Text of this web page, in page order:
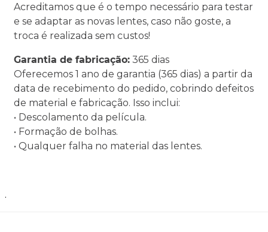
Acreditamos que é o tempo necessário para testar
e se adaptar as novas lentes, caso não goste, a
troca é realizada sem custos!
Garantia de fabricação: 365 dias
Oferecemos 1 ano de garantia (365 dias) a partir da
data de recebimento do pedido, cobrindo defeitos
de material e fabricação. Isso inclui:
• Descolamento da película.
• Formação de bolhas.
• Qualquer falha no material das lentes.
.